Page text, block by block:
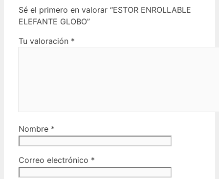
Sé el primero en valorar “ESTOR ENROLLABLE
ELEFANTE GLOBO”
Tu valoración *
Nombre *
Correo electrónico *